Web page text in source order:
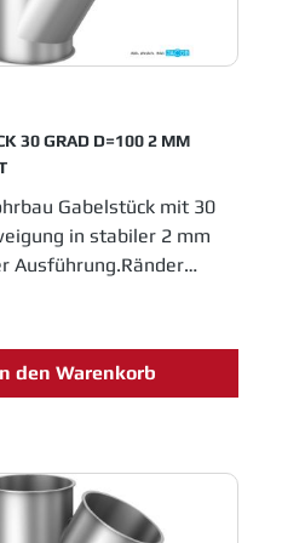
D=100 2 MM
Gabelstück mit 30
in stabiler 2 mm
Ausführung.Ränder
300 mm. JACOB
sind im
entwickelt und
und Abluftanlagen.
sowie innovative
haben JACOB Rohrbau
den Warenkorb